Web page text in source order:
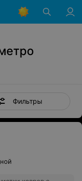
Фильтры